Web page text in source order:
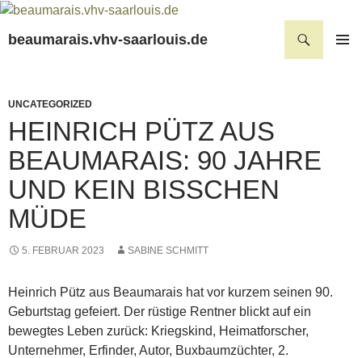
beaumarais.vhv-saarlouis.de
UNCATEGORIZED
HEINRICH PÜTZ AUS
BEAUMARAIS: 90 JAHRE
UND KEIN BISSCHEN
MÜDE
5. FEBRUAR 2023 SABINE SCHMITT
Heinrich Pütz aus Beaumarais hat vor kurzem seinen 90.
Geburtstag gefeiert. Der rüstige Rentner blickt auf ein
bewegtes Leben zurück: Kriegskind, Heimatforscher,
Unternehmer, Erfinder, Autor, Buxbaumzüchter, 2.